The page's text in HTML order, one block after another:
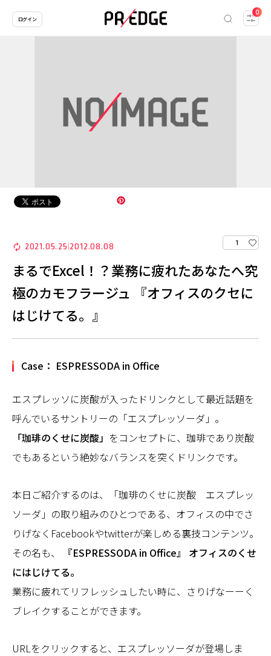
0
ログイン
2021.05.25 2012.08.08 1
まるでExcel！？業務に疲れたあなたへ究
極のカモフラージュ 『オフィスのクセに
はじけてる。』
Case： ESPRESSODA in Office
エスプレッソに炭酸が入ったドリンクとして最近話題を
呼んでいるサントリーの「エスプレッソーダ」。
「珈琲のくせに炭酸」 をコンセプトに、珈琲であり炭酸
でもあるという絶妙なバランスを突くドリンクです。
本日ご紹介するのは、「珈琲のくせに炭酸 エスプレッ
ソーダ」の取り組みのひとつである、オフィスの中でさ
りげなくFacebookやtwitterが楽しめる裏技コンテンツ。
その名も、
『ESPRESSODA in Office』 オフィスのくせ
にはじけてる。
業務に疲れてリフレッシュしたい時に、さりげなーーく
ブレイクすることができます。
URLをクリックすると、エスプレッソーダが登場しま